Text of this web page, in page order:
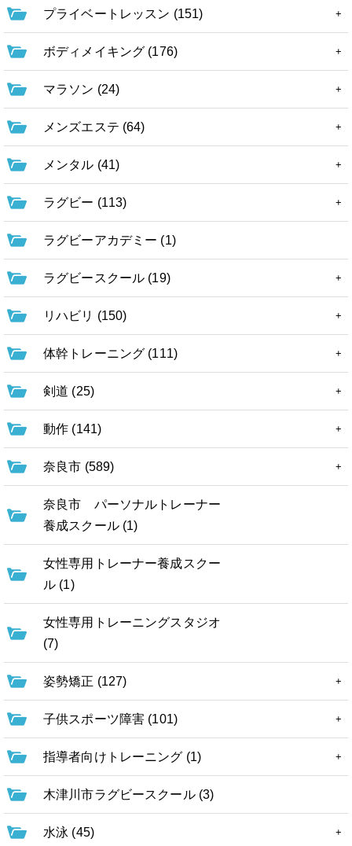
プライベートレッスン (151)
ボディメイキング (176)
マラソン (24)
メンズエステ (64)
メンタル (41)
ラグビー (113)
ラグビーアカデミー (1)
ラグビースクール (19)
リハビリ (150)
体幹トレーニング (111)
剣道 (25)
動作 (141)
奈良市 (589)
奈良市 パーソナルトレーナー
養成スクール (1)
女性専用トレーナー養成スクー
ル (1)
女性専用トレーニングスタジオ
(7)
姿勢矯正 (127)
子供スポーツ障害 (101)
指導者向けトレーニング (1)
木津川市ラグビースクール (3)
水泳 (45)